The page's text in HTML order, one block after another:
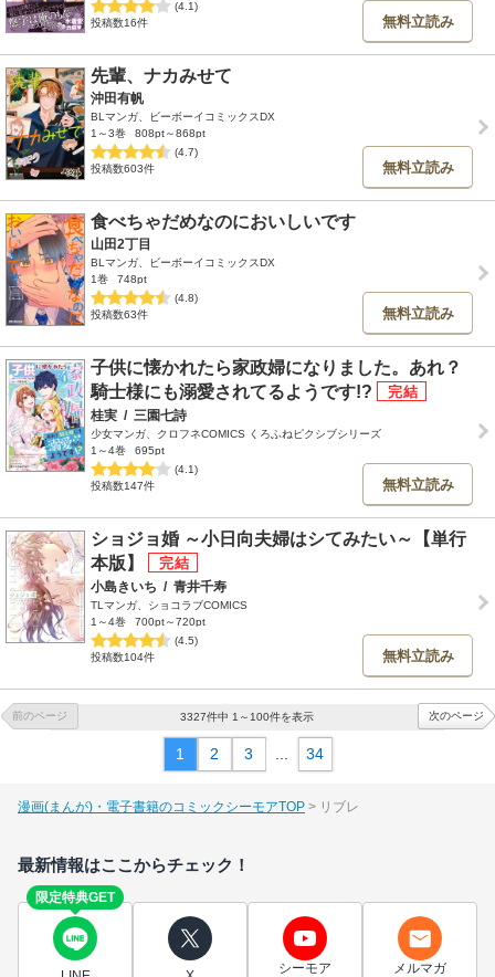
(4.1)
投稿数16件
無料立読み
先輩、ナカみせて
沖田有帆
BLマンガ、ビーボーイコミックスDX
1～3巻
808pt～868pt
(4.7)
投稿数603件
無料立読み
食べちゃだめなのにおいしいです
山田2丁目
BLマンガ、ビーボーイコミックスDX
1巻
748pt
(4.8)
投稿数63件
無料立読み
子供に懐かれたら家政婦になりました。あれ？
騎士様にも溺愛されてるようです!?
桂実 / 三園七詩
少女マンガ、クロフネCOMICS くろふねピクシブシリーズ
1～4巻
695pt
(4.1)
投稿数147件
無料立読み
ショジョ婚 ～小日向夫婦はシてみたい～【単行
本版】
小島きいち / 青井千寿
TLマンガ、ショコラブCOMICS
1～4巻
700pt～720pt
(4.5)
投稿数104件
無料立読み
前のページ 3327件中 1～100件を表示 次のページ
1 2 3 ... 34
漫画(まんが)・電子書籍のコミックシーモアTOP リブレ
最新情報はここからチェック！
限定特典GET
シーモア
メルマガ